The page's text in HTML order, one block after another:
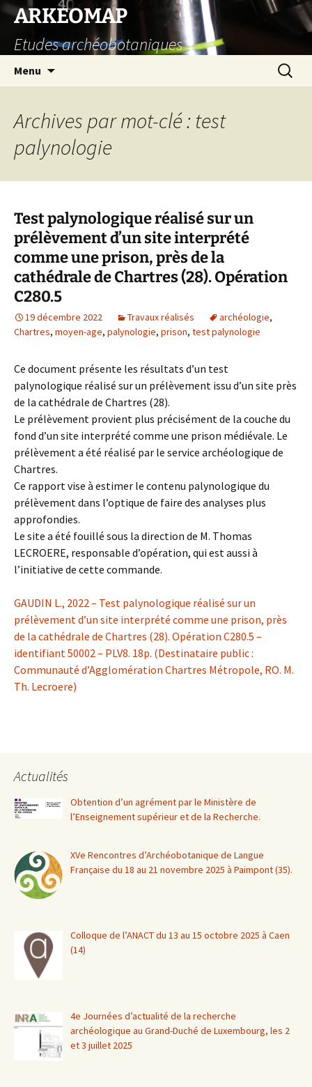
Aller
contenu
ARKEOMAP
Etudes archéobotaniques
Menu
Archives par mot-clé : test
palynologie
Test palynologique réalisé sur un
prélèvement d’un site interprété
comme une prison, près de la
cathédrale de Chartres (28). Opération
C280.5
19 décembre 2022 Travaux réalisés archéologie,
Chartres, moyen-age, palynologie, prison, test palynologie
Ce document présente les résultats d’un test
palynologique réalisé sur un prélèvement issu d’un site près
de la cathédrale de Chartres (28).
Le prélèvement provient plus précisément de la couche du
fond d’un site interprété comme une prison médiévale. Le
prélèvement a été réalisé par le service archéologique de
Chartres.
Ce rapport vise à estimer le contenu palynologique du
prélèvement dans l’optique de faire des analyses plus
approfondies.
Le site a été fouillé sous la direction de M. Thomas
LECROERE, responsable d’opération, qui est aussi à
l’initiative de cette commande.
GAUDIN L., 2022 – Test palynologique réalisé sur un
prélèvement d’un site interprété comme une prison, près
de la cathédrale de Chartres (28). Opération C280.5 –
identifiant 50002 – PLV8. 18p. (Destinataire public :
Communauté d’Agglomération Chartres Métropole, RO. M.
Th. Lecroere)
Actualités
Obtention d’un agrément par le Ministère de
l’Enseignement supérieur et de la Recherche.
XVe Rencontres d’Archéobotanique de Langue
Française du 18 au 21 novembre 2025 à Paimpont (35).
Colloque de l’ANACT du 13 au 15 octobre 2025 à Caen
(14)
4e Journées d’actualité de la recherche
archéologique au Grand-Duché de Luxembourg, les 2
et 3 juillet 2025